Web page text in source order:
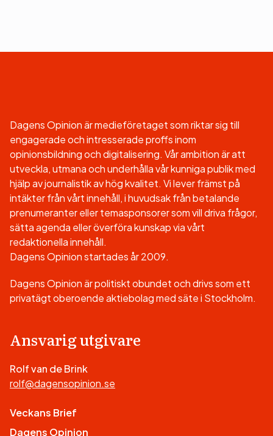
Dagens Opinion är medieföretaget som riktar sig till
engagerade och intresserade proffs inom
opinionsbildning och digitalisering. Vår ambition är att
utveckla, utmana och underhålla vår kunniga publik med
hjälp av journalistik av hög kvalitet. Vi lever främst på
intäkter från vårt innehåll, i huvudsak från betalande
prenumeranter eller temasponsorer som vill driva frågor,
sätta agenda eller överföra kunskap via vårt
redaktionella innehåll.
Dagens Opinion startades år 2009.
Dagens Opinion är politiskt obundet och drivs som ett
privatägt oberoende aktiebolag med säte i Stockholm.
Ansvarig utgivare
Rolf van de Brink
rolf@dagensopinion.se
Veckans Brief
Dagens Opinion